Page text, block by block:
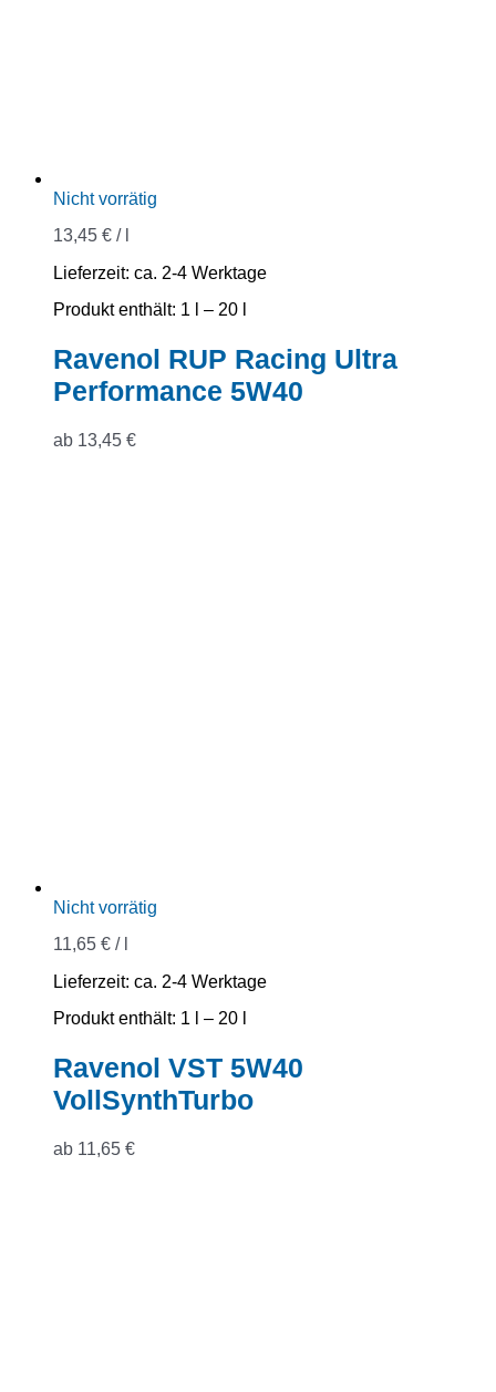
Nicht vorrätig
13,45 € /
Lieferzeit: ca. 2-4 Werktage
Produkt enthält: 1
– 20
Ravenol RUP Racing Ultra
Performance 5W40
ab 13,45 €
Nicht vorrätig
11,65 € /
Lieferzeit: ca. 2-4 Werktage
Produkt enthält: 1
– 20
Ravenol VST 5W40
VollSynthTurbo
ab 11,65 €